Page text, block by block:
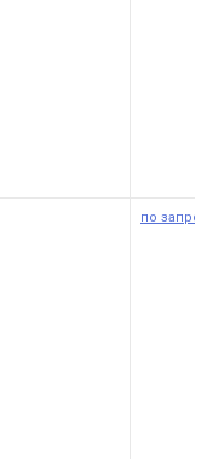
по